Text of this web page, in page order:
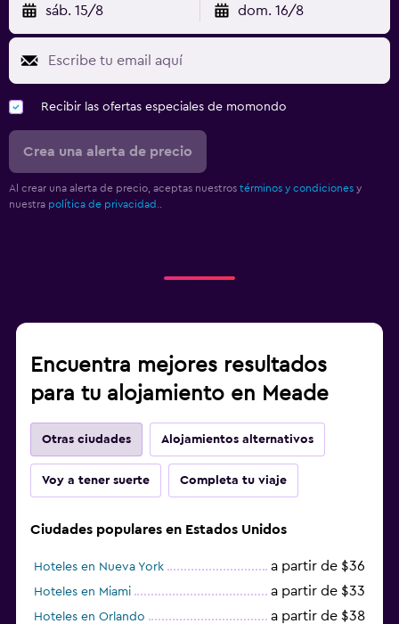
sáb. 15/8 dom. 16/8
Recibir las ofertas especiales de momondo
Crea una alerta de precio
Al crear una alerta de precio, aceptas nuestros términos y condiciones y
nuestra política de privacidad.
Encuentra mejores resultados
para tu alojamiento en Meade
Otras ciudades Alojamientos alternativos
Voy a tener suerte Completa tu viaje
Ciudades populares en Estados Unidos
Hoteles en Nueva York a partir de $36
Hoteles en Miami a partir de $33
Hoteles en Orlando a partir de $38